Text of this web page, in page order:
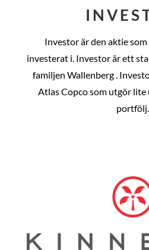
Investor är den aktie
investerat i. Investor är ett
familjen Wallenberg .
Atlas Copco som utgör lite
portfölj.